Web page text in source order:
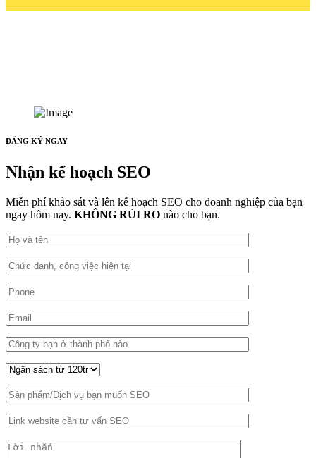
ĐĂNG KÝ NGAY
Nhận kế hoạch SEO
Miễn phí khảo sát và lên kế hoạch SEO cho doanh nghiệp của bạn
ngay hôm nay. KHÔNG RỦI RO nào cho bạn.